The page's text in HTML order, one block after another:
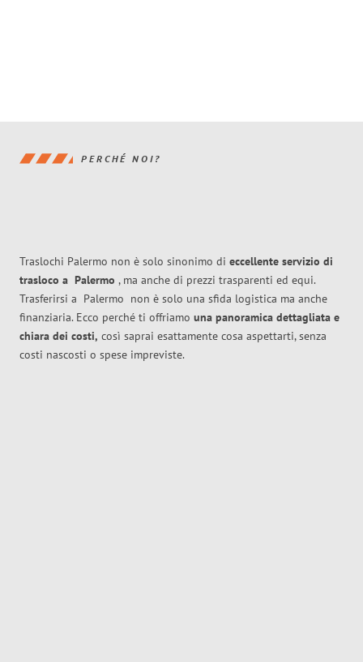
PERCHÉ NOI?
Traslochi Palermo non è solo sinonimo di eccellente servizio di
trasloco a Palermo , ma anche di prezzi trasparenti ed equi.
Trasferirsi a Palermo non è solo una sfida logistica ma anche
finanziaria. Ecco perché ti offriamo una panoramica dettagliata e
chiara dei costi, così saprai esattamente cosa aspettarti, senza
costi nascosti o spese impreviste.